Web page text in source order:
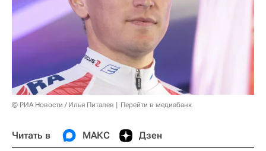
© РИА Новости / Илья Питалев Перейти в медиабанк
Читать в МАКС Дзен